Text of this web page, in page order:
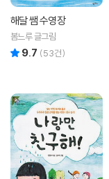
해달 쌤 수영장
봄느루 글그림
9.7 (53건)